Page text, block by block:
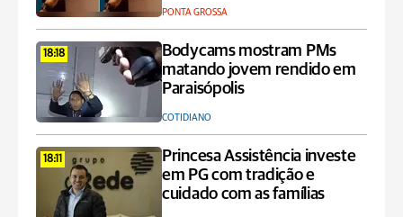
PONTA GROSSA
18:18
Bodycams mostram PMs
matando jovem rendido em
Paraisópolis
COTIDIANO
18:11
Princesa Assistência investe
em PG com tradição e
cuidado com as famílias